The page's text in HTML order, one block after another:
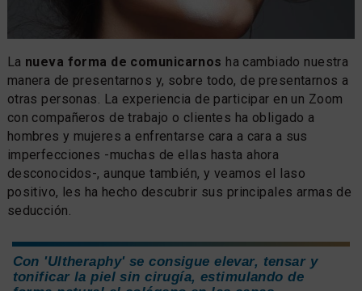
La nueva forma de comunicarnos ha cambiado nuestra
manera de presentarnos y, sobre todo, de presentarnos a
otras personas. La experiencia de participar en un Zoom
con compañeros de trabajo o clientes ha obligado a
hombres y mujeres a enfrentarse cara a cara a sus
imperfecciones -muchas de ellas hasta ahora
desconocidos-, aunque también, y veamos el laso
positivo, les ha hecho descubrir sus principales armas de
seducción.
Con 'Ultheraphy' se consigue elevar, tensar y
tonificar la piel sin cirugía, estimulando de